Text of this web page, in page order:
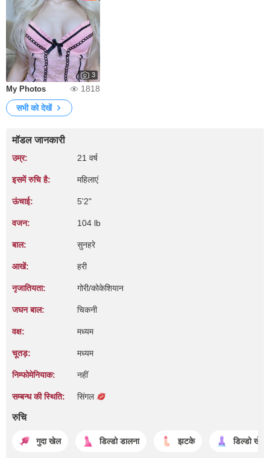
3
My Photos
1818
सभी को देखें
मॉडल जानकारी
उम्र: 21 वर्ष
इसमें रुचि है: महिलाएं
ऊंचाई: 5'2"
वजन: 104 lb
बाल: सुनहरे
आखें: हरी
नृजातियता: गोरी/कोकेशियान
जघन बाल: चिकनी
वक्ष: मध्यम
चूतड़: मध्यम
निम्फोमेनियाक: नहीं
सम्बन्ध की स्थिति: सिंगल
रुचि
गुदा खेल डिल्डो डालना झटके डिल्डो खेल